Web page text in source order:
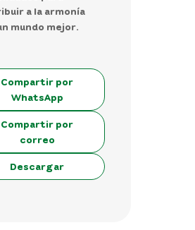
a la armonía
mundo mejor.
Compartir por
WhatsApp
Compartir por
correo
Descargar